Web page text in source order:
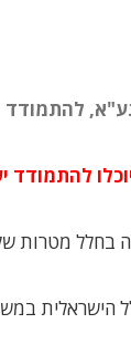
להתמודד
להתמודד
בחלל מטרות
הישראלית